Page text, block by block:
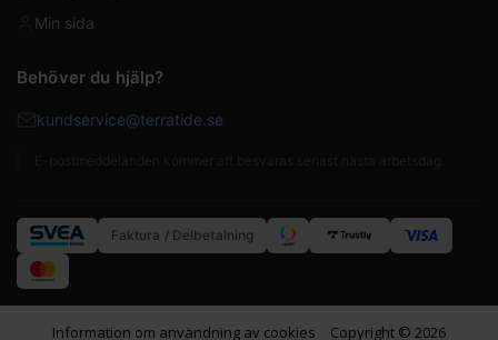
Min sida
Behöver du hjälp?
kundservice@terratide.se
Faktura / Delbetalning
Information om användning av cookies Copyright © 2026